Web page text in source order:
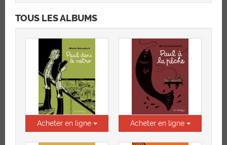
TOUS LES ALBUMS
Acheter en ligne Acheter en ligne